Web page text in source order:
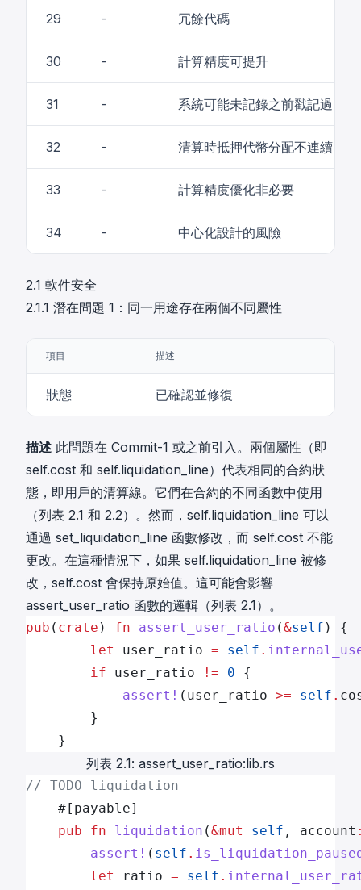
29 - 冗餘代碼
30 - 計算精度可提升
31 - 系統可能未記錄之前戳記過的
32 - 清算時抵押代幣分配不連續
33 - 計算精度優化非必要
34 - 中心化設計的風險
2.1 軟件安全
2.1.1 潛在問題 1：同一用途存在兩個不同屬性
項目 描述
狀態 已確認並修復
描述 此問題在 Commit-1 或之前引入。兩個屬性（即
self.cost 和 self.liquidation_line）代表相同的合約狀
態，即用戶的清算線。它們在合約的不同函數中使用
（列表 2.1 和 2.2）。然而，self.liquidation_line 可以
通過 set_liquidation_line 函數修改，而 self.cost 不能
更改。在這種情況下，如果 self.liquidation_line 被修
改，self.cost 會保持原始值。這可能會影響
assert_user_ratio 函數的邏輯（列表 2.1）。
pub ( crate ) fn assert_user_ratio (&self ) {
        let
user_ratio = self .
        if
user_ratio != 0 {
            assert!
(user_ratio >= self .
        }
    }
列表 2.1: assert_user_ratio:lib.rs
// TODO liquidation
    #[payable]
    pub
fn liquidation (&mut self , account
        assert!
( self .
        let
ratio = self .